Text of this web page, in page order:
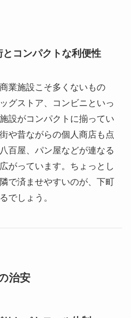
コンパクトな利便性
業施設こそ多くないもの
グストア、コンビニといっ
設がコンパクトに揃ってい
や昔ながらの個人商店も点
百屋、パン屋などが連なる
がっています。ちょっとし
で済ませやすいのが、下町
でしょう。
治安